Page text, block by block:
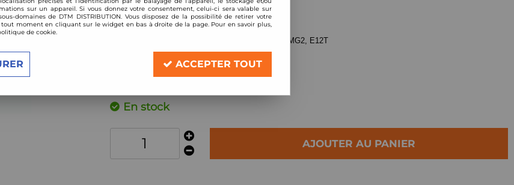
Réf. :*EVOGWTO04
Combinés filetés
Toyota Corolla E12, E12J,E12U,E12U TMG, E12 TMG2, E12T
Description
En stock
AJOUTER AU PANIER
sur un appareil. Si vous donnez votre consentement, celui-ci sera valable sur
domaines de DTM DISTRIBUTION. Vous disposez de la possibilité de retirer votre
moment en cliquant sur le widget en bas à droite de la page. Pour en savoir plus,
de cookie.
ACCEPTER TOUT